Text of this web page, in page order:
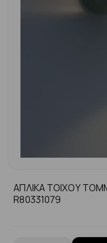
ΑΠΛΙΚΑ ΤΟΙΧΟΥ
R80331079